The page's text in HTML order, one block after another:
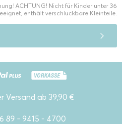
ACHTUNG! Nicht für Kinder unter 36
enthält verschluckbare Kleinteile.
Versand ab 39,90 €
89 - 9415 - 4700